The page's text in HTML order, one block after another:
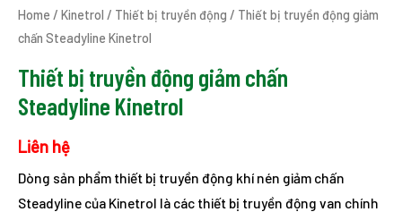
Home / Kinetrol / Thiết bị truyền động / Thiết bị truyền động giảm
chấn Steadyline Kinetrol
Thiết bị truyền động giảm chấn
Steadyline Kinetrol
Liên hệ
Dòng sản phẩm thiết bị truyền động khí nén giảm chấn
Steadyline của Kinetrol là các thiết bị truyền động van chính